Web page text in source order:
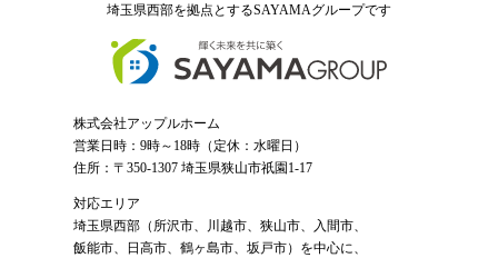
埼玉県西部を拠点とするSAYAMAグループです
株式会社アップルホーム
営業日時：9時～18時（定休：水曜日）
住所：〒350-1307 埼玉県狭山市祇園1-17
対応エリア
埼玉県西部（ 所沢市、 川越市、狭山市、入間市、
飯能市、日高市、鶴ヶ島市、坂戸市）を中心に、